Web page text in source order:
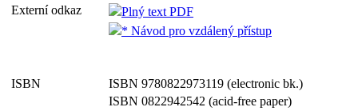
Externí odkaz
Plný text PDF
* Návod pro vzdálený přístup
ISBN
ISBN 9780822973119 (electronic bk.)
ISBN 0822942542 (acid-free paper)